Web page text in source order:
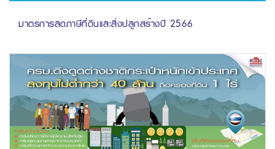
มาตรการลดภาษีที่ดินและสิ่งปลูกสร้างปี 2566